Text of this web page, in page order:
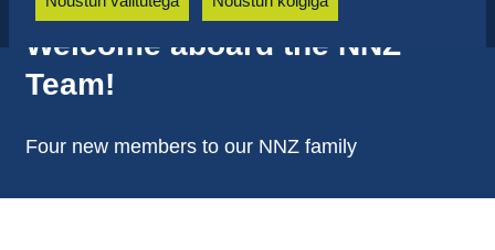
Welcome aboard the NNZ
Team!
Four new members to our NNZ family